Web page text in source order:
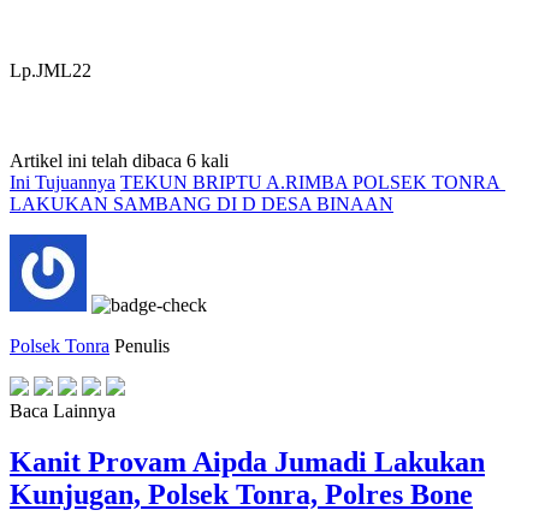
Lp.JML22
Artikel ini telah dibaca 6 kali
Ini Tujuannya TEKUN BRIPTU A.RIMBA POLSEK TONRA
LAKUKAN SAMBANG DI D DESA BINAAN
Polsek Tonra Penulis
Baca Lainnya
Kanit Provam Aipda Jumadi Lakukan
Kunjugan, Polsek Tonra, Polres Bone